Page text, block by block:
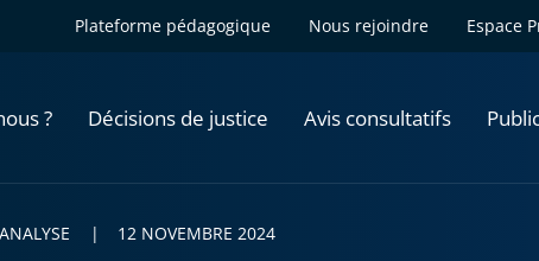
Plateforme pédagogique Nous rejoindre Espace
? Décisions de justice Avis consultatifs
12 NOVEMBRE 2024